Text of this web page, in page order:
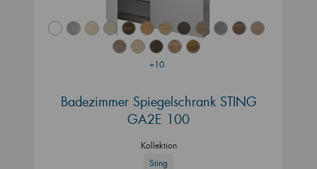
+10
Badezimmer Spiegelschrank STING
GA2E 100
Kollektion
Sting